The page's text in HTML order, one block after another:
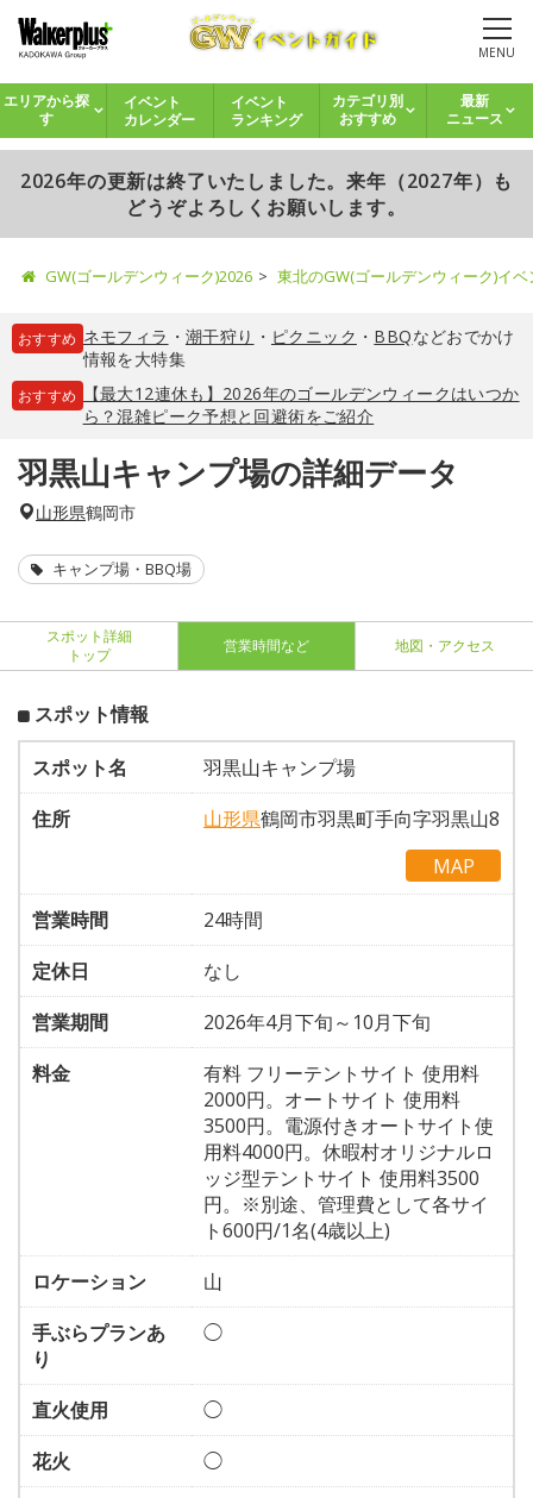
MENU
エリアから探
す
イベント
カレンダー
イベント
ランキング
カテゴリ別
おすすめ
最新
ニュース
2026年の更新は終了いたしました。来年（2027年）も
どうぞよろしくお願いします。
GW(ゴールデンウィーク)2026 東北のGW(ゴールデンウィーク)イ
おすすめ ネモフィラ ・ 潮干狩り ・ ピクニック ・ BBQなどおでかけ
情報を大特集
おすすめ
【最大12連休も】2026年のゴールデンウィークはいつか
ら？混雑ピーク予想と回避術をご紹介
羽黒山キャンプ場の詳細データ
山形県鶴岡市
キャンプ場・BBQ場
スポット詳細
トップ
営業時間など 地図・アクセス
スポット情報
スポット名
羽黒山キャンプ場
住所
山形県鶴岡市羽黒町手向字羽黒山8
MAP
営業時間
24時間
定休日
なし
営業期間
2026年4月下旬～10月下旬
料金
有料 フリーテントサイト 使用料
2000円。オートサイト 使用料
3500円。電源付きオートサイト使
用料4000円。休暇村オリジナルロ
ッジ型テントサイト 使用料3500
円。※別途、管理費として各サイ
ト600円/1名(4歳以上)
ロケーション
山
手ぶらプランあ
り
◯
直火使用
◯
花火
◯